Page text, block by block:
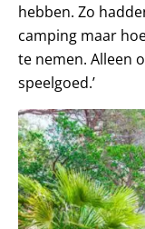
hebben. Zo
camping maar
te nemen. Alleen
speelgoed.’